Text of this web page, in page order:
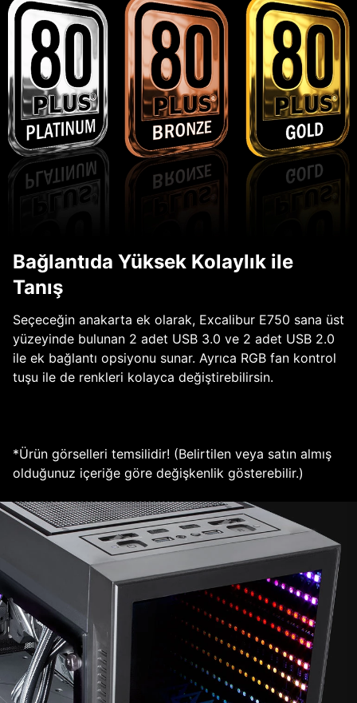
Bağlantıda Yüksek Kolaylık ile
Tanış
Seçeceğin anakarta ek olarak, Excalibur E750 sana üst
yüzeyinde bulunan 2 adet USB 3.0 ve 2 adet USB 2.0
ile ek bağlantı opsiyonu sunar. Ayrıca RGB fan kontrol
tuşu ile de renkleri kolayca değiştirebilirsin.
*Ürün görselleri temsilidir! (Belirtilen veya satın almış
olduğunuz içeriğe göre değişkenlik gösterebilir.)